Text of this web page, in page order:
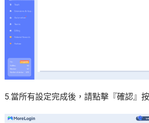
5.當所有設定完成後，請點擊『確認』